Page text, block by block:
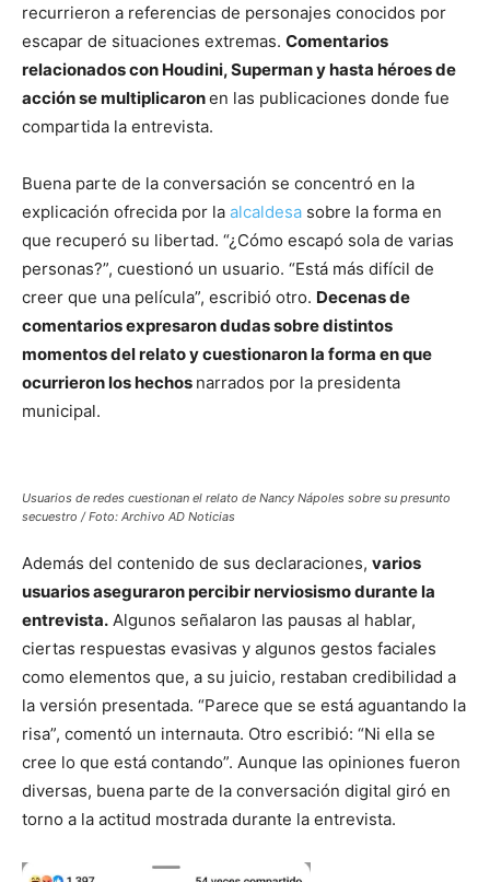
recurrieron a referencias de personajes conocidos por
escapar de situaciones extremas. Comentarios
relacionados con Houdini, Superman y hasta héroes de
acción se multiplicaronen las publicaciones donde fue
compartida la entrevista.
Buena parte de la conversación se concentró en la
explicación ofrecida por la alcaldesa sobre la forma en
que recuperó su libertad. “¿Cómo escapó sola de varias
personas?”, cuestionó un usuario. “Está más difícil de
creer que una película”, escribió otro. Decenas de
comentarios expresaron dudas sobre distintos
momentos del relato y cuestionaron la forma en que
ocurrieron los hechos narrados por la presidenta
municipal.
Usuarios de redes cuestionan el relato de Nancy Nápoles sobre su presunto
secuestro / Foto: Archivo AD Noticias
Además del contenido de sus declaraciones, varios
usuarios aseguraron percibir nerviosismo durante la
entrevista. Algunos señalaron las pausas al hablar,
ciertas respuestas evasivas y algunos gestos faciales
como elementos que, a su juicio, restaban credibilidad a
la versión presentada. “Parece que se está aguantando la
risa”, comentó un internauta. Otro escribió: “Ni ella se
cree lo que está contando”. Aunque las opiniones fueron
diversas, buena parte de la conversación digital giró en
torno a la actitud mostrada durante la entrevista.